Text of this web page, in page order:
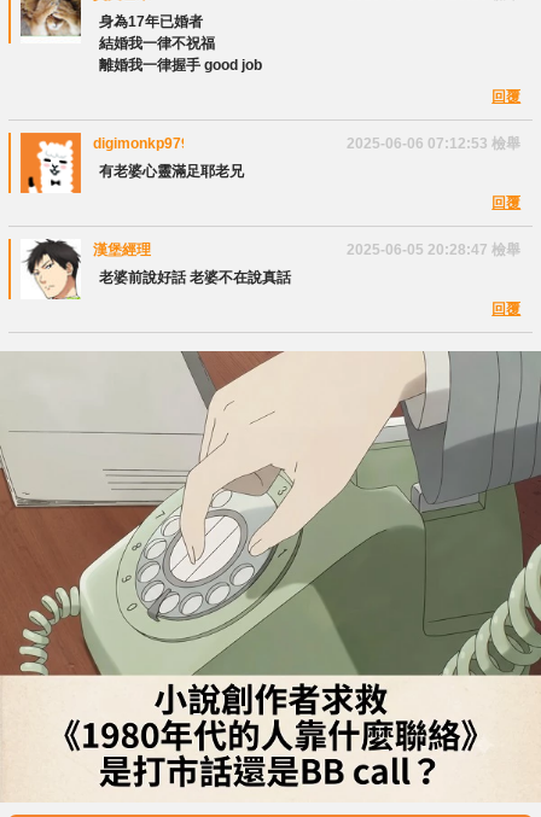
身為17年已婚者
結婚我一律不祝福
離婚我一律握手 good job
回覆
digimonkp9799 2025-06-06 07:12:53 檢舉
有老婆心靈滿足耶老兄
回覆
漢堡經理 2025-06-05 20:28:47 檢舉
老婆前說好話 老婆不在說真話
回覆